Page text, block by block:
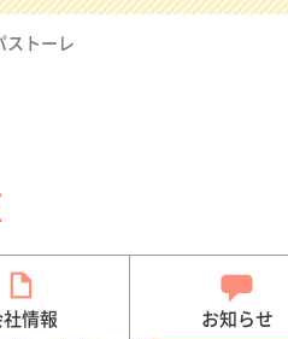
ストーレ
レ
情報 お知らせ